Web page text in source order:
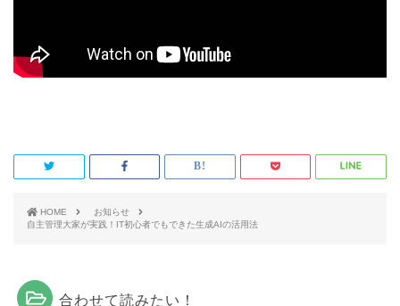
HOME
お知らせ
自主管理大家が実践！IT初心者でもできた生成AIの活用法
合わせて読みたい！